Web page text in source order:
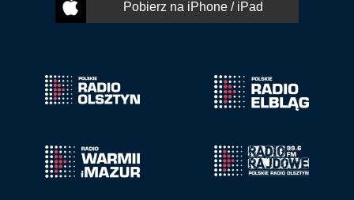
Pobierz na iPhone / iPad